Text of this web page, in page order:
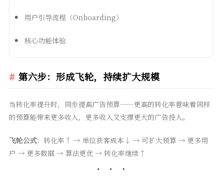
用户引导流程（Onboarding）
核心功能体验
第六步：形成飞轮，持续扩大规模
当转化率提升时，同步提高广告预算——更高的转化率意味着同样
的预算能带来更多收入，更多收入又支撑更大的广告投入。
飞轮公式：转化率↑ → 单位获客成本↓ → 可扩大预算 → 更多用
户 → 更多数据 → 算法更优 → 转化率继续↑